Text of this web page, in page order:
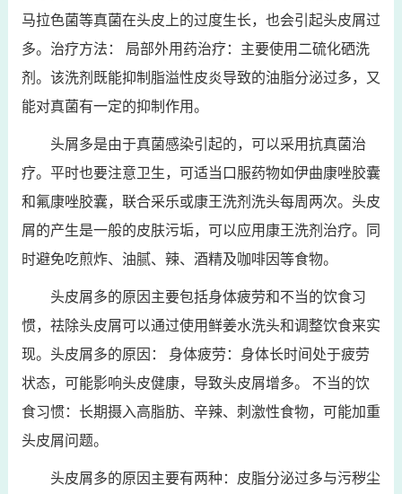
马拉色菌等真菌在头皮上的过度生长，也会引起头皮屑过
多。治疗方法： 局部外用药治疗：主要使用二硫化硒洗
剂。该洗剂既能抑制脂溢性皮炎导致的油脂分泌过多，又
能对真菌有一定的抑制作用。
头屑多是由于真菌感染引起的，可以采用抗真菌治
疗。平时也要注意卫生，可适当口服药物如伊曲康唑胶囊
和氟康唑胶囊，联合采乐或康王洗剂洗头每周两次。头皮
屑的产生是一般的皮肤污垢，可以应用康王洗剂治疗。同
时避免吃煎炸、油腻、辣、酒精及咖啡因等食物。
头皮屑多的原因主要包括身体疲劳和不当的饮食习
惯，祛除头皮屑可以通过使用鲜姜水洗头和调整饮食来实
现。头皮屑多的原因： 身体疲劳：身体长时间处于疲劳
状态，可能影响头皮健康，导致头皮屑增多。 不当的饮
食习惯：长期摄入高脂肪、辛辣、刺激性食物，可能加重
头皮屑问题。
头皮屑多的原因主要有两种：皮脂分泌过多与污秽尘